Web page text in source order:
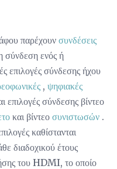
παρέχουν συνδέσεις
σύνδεση ενός ή
επιλογές σύνδεσης ήχου
, ψηφιακές
επιλογές σύνδεσης βίντεο
και βίντεο συνιστωσών .
καθίστανται
διαδοχικού έτους
του HDMI, το οποίο